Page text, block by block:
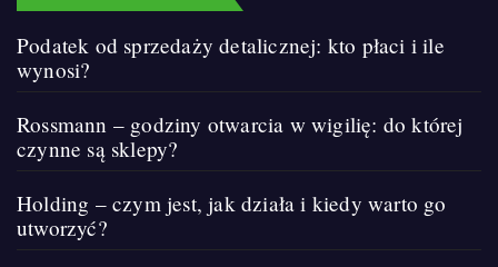
Podatek od sprzedaży detalicznej: kto płaci i ile
wynosi?
Rossmann – godziny otwarcia w wigilię: do której
czynne są sklepy?
Holding – czym jest, jak działa i kiedy warto go
utworzyć?